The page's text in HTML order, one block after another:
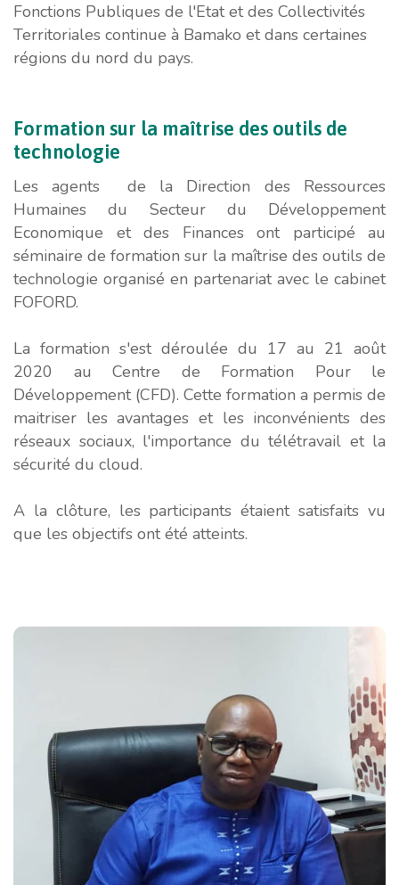
Fonctions Publiques de l'Etat et des Collectivités
Territoriales continue à Bamako et dans certaines
régions du nord du pays.
Formation sur la maîtrise des outils de
technologie
Les agents de la Direction des Ressources
Humaines du Secteur du Développement
Economique et des Finances ont participé au
séminaire de formation sur la maîtrise des outils de
technologie organisé en partenariat avec le cabinet
FOFORD.
La formation s'est déroulée du 17 au 21 août
2020 au Centre de Formation Pour le
Développement (CFD). Cette formation a permis de
maitriser les avantages et les inconvénients des
réseaux sociaux, l'importance du télétravail et la
sécurité du cloud.
A la clôture, les participants étaient satisfaits vu
que les objectifs ont été atteints.